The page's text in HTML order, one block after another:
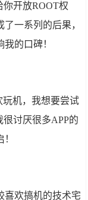
你开放ROOT权
一系列的后果，
的口碑！
机，我想要尝试
讨厌很多APP的
喜欢搞机的技术宅